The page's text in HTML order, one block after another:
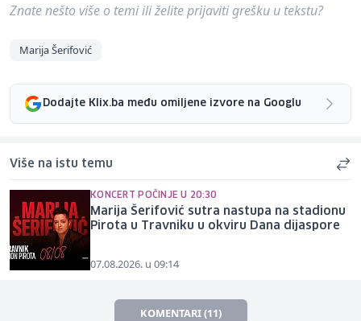
Znate nešto više o temi ili želite prijaviti grešku u tekstu?
Marija Šerifović
Dodajte Klix.ba među omiljene izvore na Googlu
Više na istu temu
KONCERT POČINJE U 20:30
Marija Šerifović sutra nastupa na stadionu
Pirota u Travniku u okviru Dana dijaspore
07.08.2026. u 09:14
KOMENTARI (11)